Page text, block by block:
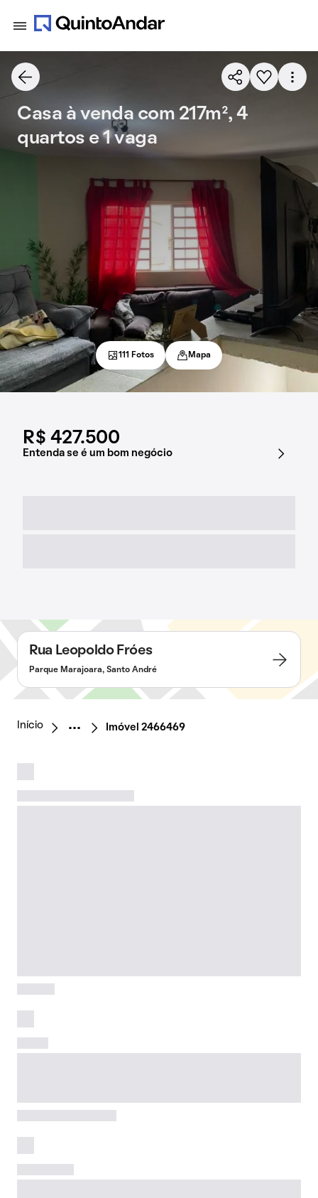
R$ 427.500
Entenda se é um bom negócio
Casa à venda com 217m², 4
quartos e 1 vaga
111 Fotos Mapa
Rua Leopoldo Fróes
Parque Marajoara, Santo André
Início Imóvel 2466469